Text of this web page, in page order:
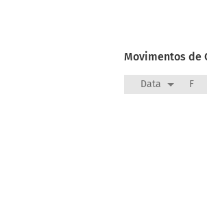
Movimentos de
Data F